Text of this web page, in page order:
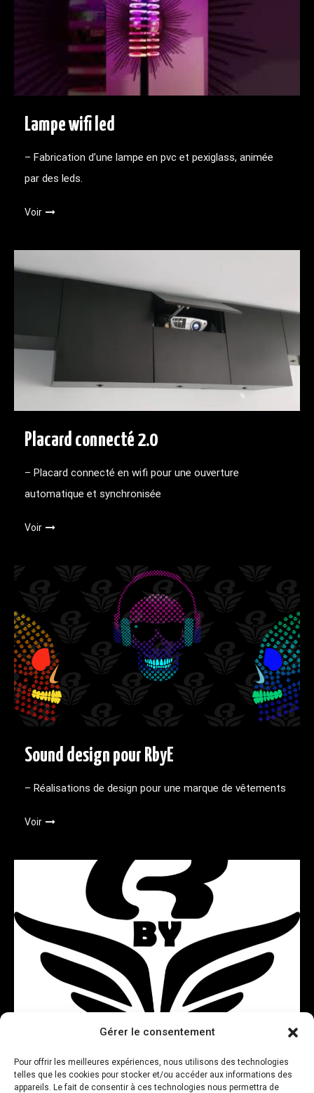
Gérer le consentement
Pour offrir les meilleures expériences, nous utilisons des technologies
telles que les cookies pour stocker et/ou accéder aux informations des
appareils. Le fait de consentir à ces technologies nous permettra de
Lampe wifi led
– Fabrication d’une lampe en pvc et pexiglass, animée
par des leds.
Voir
Placard connecté 2.0
– Placard connecté en wifi pour une ouverture
automatique et synchronisée
Voir
Sound design pour RbyE
– Réalisations de design pour une marque de vêtements
Voir
– Création du site web